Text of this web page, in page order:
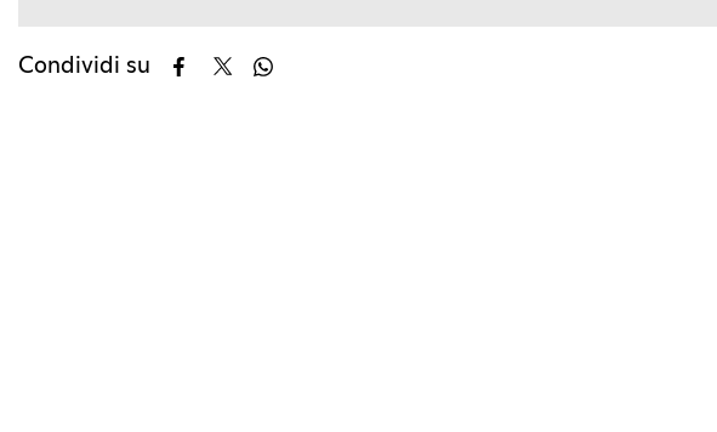
Condividi su